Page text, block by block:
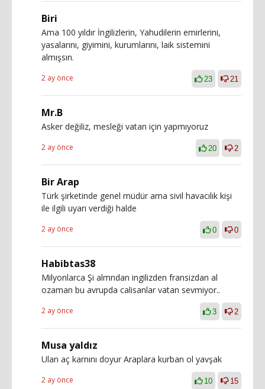
Biri
Ama 100 yıldır İngilizlerin, Yahudilerin emirlerini,
yasalarını, giyimini, kurumlarını, laik sistemini
almışsın.
2 ay önce 23 21
Mr.B
Asker değiliz, mesleği vatan için yapmıyoruz
2 ay önce 20 2
Bir Arap
Türk şirketinde genel müdür ama sivil havacılık kişi
ile ilgili uyarı verdiği halde
2 ay önce 0 0
Habibtas38
Milyonlarca Şi almndan ingilizden fransizdan al
ozaman bu avrupda calisanlar vatan sevmiyor..
2 ay önce 3 2
Musa yaldız
Ulan aç karnını doyur Araplara kurban ol yavşak
2 ay önce 10 15